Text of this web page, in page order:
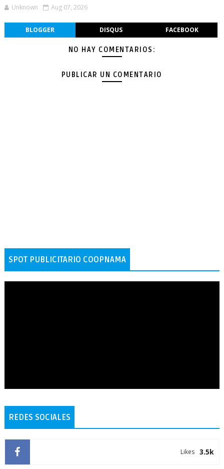
Unknown Aug 07, 2026
BLOGGER DISQUS FACEBOOK
NO HAY COMENTARIOS:
PUBLICAR UN COMENTARIO
SPOT PUBLICITARIO COOPNAMA
REDES SOCIALES
3.5k
Likes